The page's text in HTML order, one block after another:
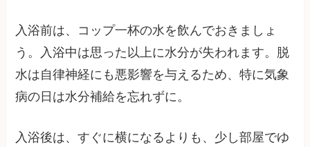
入浴前は、コップ一杯の水を飲んでおきましょ
う。入浴中は思った以上に水分が失われます。脱
水は自律神経にも悪影響を与えるため、特に気象
病の日は水分補給を忘れずに。
入浴後は、すぐに横になるよりも、少し部屋でゆ